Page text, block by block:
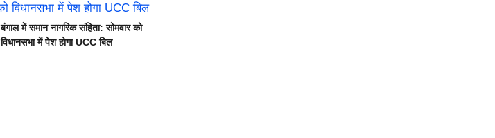
बंगाल में समान नागरिक संहिता: सोमवार को
विधानसभा में पेश होगा UCC बिल